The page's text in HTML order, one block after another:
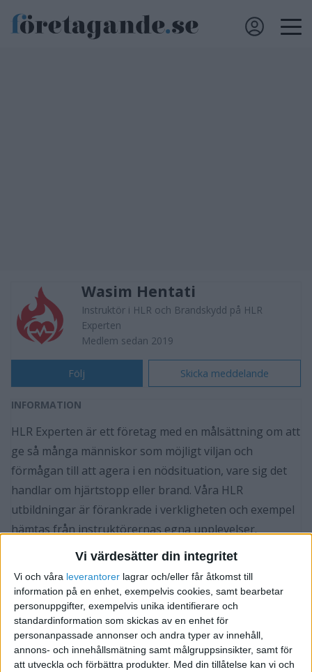
Vi värdesätter din integritet
Vi och våra leverantorer lagrar och/eller får åtkomst till
information på en enhet, exempelvis cookies, samt bearbetar
personuppgifter, exempelvis unika identifierare och
standardinformation som skickas av en enhet för
personanpassade annonser och andra typer av innehåll,
annons- och innehållsmätning samt målgruppsinsikter, samt för
att utveckla och förbättra produkter. Med din tillåtelse kan vi och
Wasim Hentati
Instruktör i HLR och Brandskydd på HLR
Experten
Medlem sedan 2019
Följ Skicka meddelande
INFORMATION
HLR Experten är ett företag med en målsättning om att
ge så många människor som möjligt viljan och
förmågan till att agera i en nödsituation, vare sig det
handlar om hjärtstopp eller brand. Våra HLR
utbildningar är förankrade i verkligheten och exempel
hämtas från instruktörernas egna upplevelser.
Behöver ert företag nyutbildning eller
repetitionsutbildning i Hjärt och lungräddning (HLR),
användning utav hjärtstartare, första hjälpen,
utrymningsövning eller brandutbildning så är vi det
självklara valet.